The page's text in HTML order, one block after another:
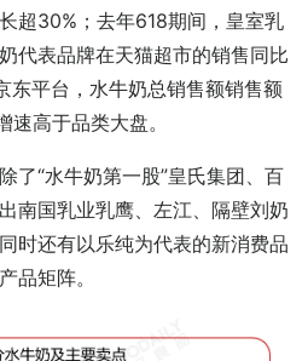
超30%；去年618期间，皇室乳
代表品牌在天猫超市的销售同比
东平台，水牛奶总销售额销售额
高于品类大盘。
了“水牛奶第一股”皇氏集团、百
南国乳业乳鹰、左江、隔壁刘奶
时还有以乐纯为代表的新消费品
品矩阵。